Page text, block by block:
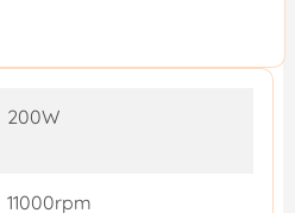
200W
11000rpm